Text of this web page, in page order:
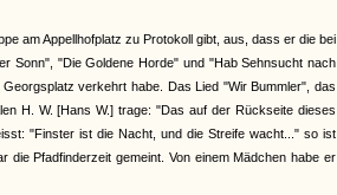
am Appellhofplatz zu Protokoll gibt, aus, dass er die bei
Sonn", "Die Goldene Horde" und "Hab Sehnsucht nach
verkehrt habe. Das Lied "Wir Bummler", das
H. W. [Hans W.] trage: "Das auf der Rückseite dieses
"Finster ist die Nacht, und die Streife wacht..." so ist
Pfadfinderzeit gemeint. Von einem Mädchen habe er